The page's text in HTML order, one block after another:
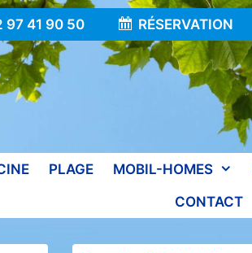
97 41 90 50 RÉSERVATION
PLAGE MOBIL-HOMES
CONTACT